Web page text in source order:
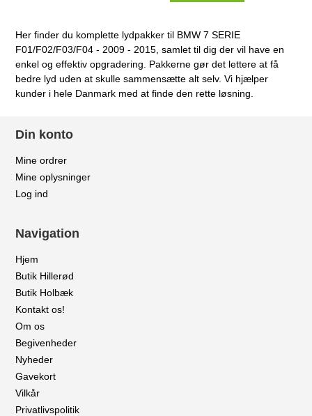
Her finder du komplette lydpakker til BMW 7 SERIE
F01/F02/F03/F04 - 2009 - 2015, samlet til dig der vil have en
enkel og effektiv opgradering. Pakkerne gør det lettere at få
bedre lyd uden at skulle sammensætte alt selv. Vi hjælper
kunder i hele Danmark med at finde den rette løsning.
Din konto
Mine ordrer
Mine oplysninger
Log ind
Navigation
Hjem
Butik Hillerød
Butik Holbæk
Kontakt os!
Om os
Begivenheder
Nyheder
Gavekort
Vilkår
Privatlivspolitik